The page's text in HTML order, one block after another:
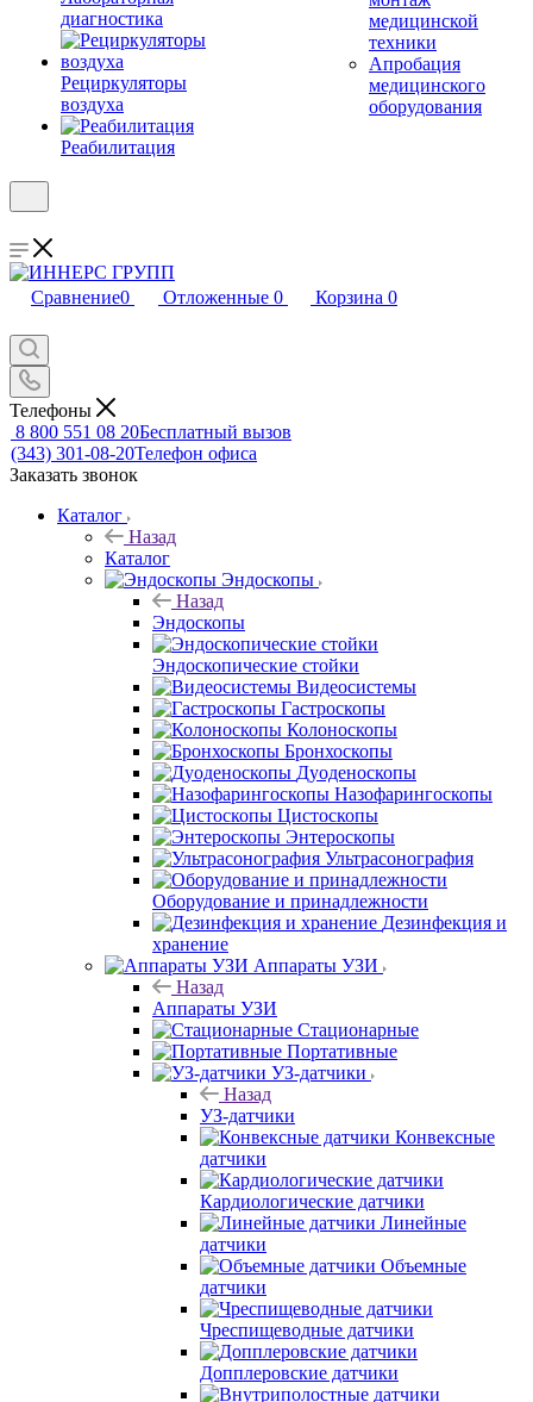
диагностика
Рециркуляторы
воздуха
Реабилитация
медицинской
техники
Апробация
медицинского
оборудования
Сравнение0 Отложенные 0 Корзина 0
Телефоны
8 800 551 08 20Бесплатный вызов
(343) 301-08-20Телефон офиса
Заказать звонок
Каталог
Назад
Каталог
Эндоскопы
Назад
Эндоскопы
Эндоскопические стойки
Видеосистемы
Гастроскопы
Колоноскопы
Бронхоскопы
Дуоденоскопы
Назофарингоскопы
Цистоскопы
Энтероскопы
Ультрасонография
Оборудование и принадлежности
Дезинфекция и
хранение
Аппараты УЗИ
Назад
Аппараты УЗИ
Стационарные
Портативные
УЗ-датчики
Назад
УЗ-датчики
Конвексные
датчики
Кардиологические датчики
Линейные
датчики
Объемные
датчики
Чреспищеводные датчики
Допплеровские датчики